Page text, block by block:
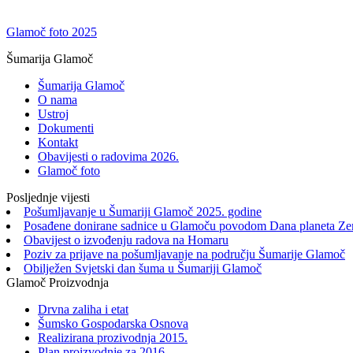
Glamoč foto 2025
Šumarija Glamoč
Šumarija Glamoč
O nama
Ustroj
Dokumenti
Kontakt
Obavijesti o radovima 2026.
Glamoč foto
Posljednje vijesti
Pošumljavanje u Šumariji Glamoč 2025. godine
Posađene donirane sadnice u Glamoču povodom Dana planeta
Obavijest o izvođenju radova na Homaru
Poziv za prijave na pošumljavanje na području Šumarije Glamoč
Obilježen Svjetski dan šuma u Šumariji Glamoč
Glamoč Proizvodnja
Drvna zaliha i etat
Šumsko Gospodarska Osnova
Realizirana prozivodnja 2015.